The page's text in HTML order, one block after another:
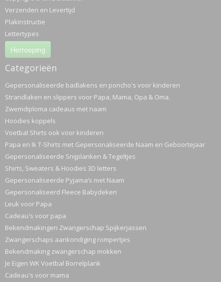
Verzenden en Levertijd
Plakinstructie
Lettertypes
Herroeping
Categorieën
Gepersonaliseerde badlakens en poncho's voor kinderen
Strandlaken en slippers voor Papa, Mama, Opa & Oma.
Zwemdiploma cadeaus met naam
Hoodies koppels
Voetbal Shirts ook voor kinderen
Papa en Ik T-Shirts met Gepersonaliseerde Naam en Geboortejaar
Gepersonaliseerde Snijplanken & Tegeltjes
Shirts, Sweaters & Hoodies 3D letters
Gepersonaliseerde Pyjama’s met Naam
Gepersonaliseerd Fleece Babydeken
Leuk voor Papa
Cadeau's voor papa
Bekendmakingen Zwangerschap Spijkerjassen
Zwangerschaps aankondiging rompertjes
Bekendmaking zwangerschap mokken
Je Eigen WK Voetbal Borrelplank
Cadeau's voor mama